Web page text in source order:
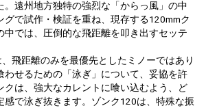
。遠州地方独特の強烈な「からっ風」の中
グで試作・検証を重ね、現存する120mmク
中では、圧倒的な飛距離を叩き出すセッテ
飛距離のみを最優先としたミノーではあり
わせるための「泳ぎ」について、妥協を許
クは、強大なカレントに喰い込むよう、ど
感で泳ぎ抜きます。ゾンク120は、特殊な振